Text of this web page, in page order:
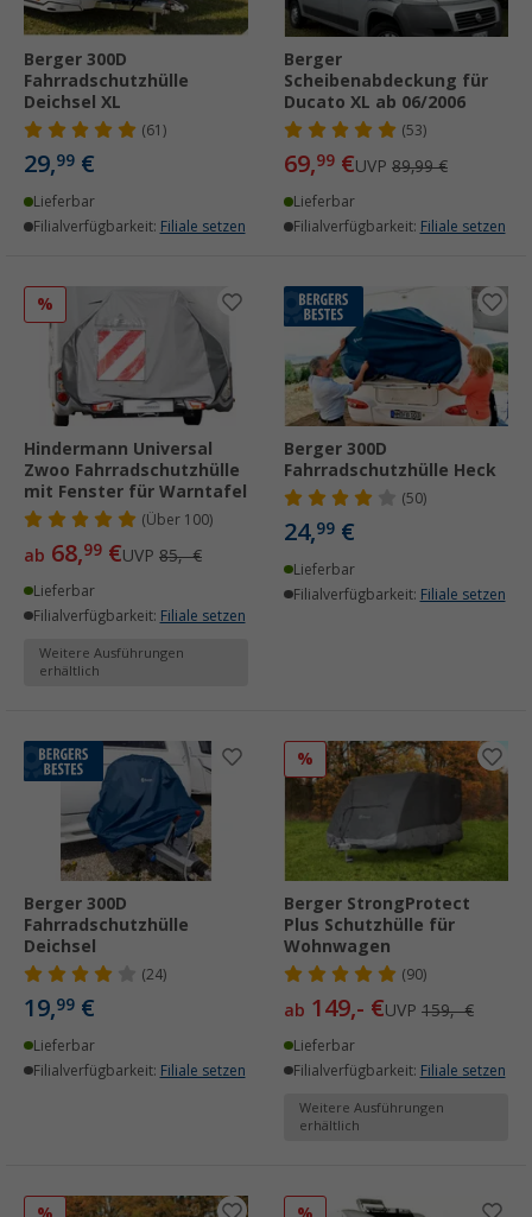
Berger 300D
Fahrradschutzhülle
Deichsel XL
(61)
29,99 €
Lieferbar
Filialverfügbarkeit: Filiale setzen
Berger
Scheibenabdeckung für
Ducato XL ab 06/2006
(53)
69,99 €UVP 89,99 €
Lieferbar
Filialverfügbarkeit: Filiale setzen
%
Hindermann Universal
Zwoo Fahrradschutzhülle
mit Fenster für Warntafel
(Über100)
ab 68,99 €UVP 85,- €
Lieferbar
Filialverfügbarkeit: Filiale setzen
Weitere Ausführungen
erhältlich
Berger 300D
Fahrradschutzhülle Heck
(50)
24,99 €
Lieferbar
Filialverfügbarkeit: Filiale setzen
Berger 300D
Fahrradschutzhülle
Deichsel
(24)
19,99 €
Lieferbar
Filialverfügbarkeit: Filiale setzen
%
Berger StrongProtect
Plus Schutzhülle für
Wohnwagen
(90)
ab 149,- €UVP 159,- €
Lieferbar
Filialverfügbarkeit: Filiale setzen
Weitere Ausführungen
erhältlich